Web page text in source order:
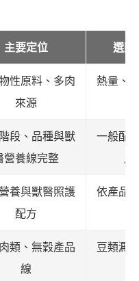
主要定位 選購
性原料、多肉
來源
熱量、
段、品種與獸
營養線完整
一般配
用
養與獸醫照護
配方
依產品
類、無穀產品
線
豆類澱